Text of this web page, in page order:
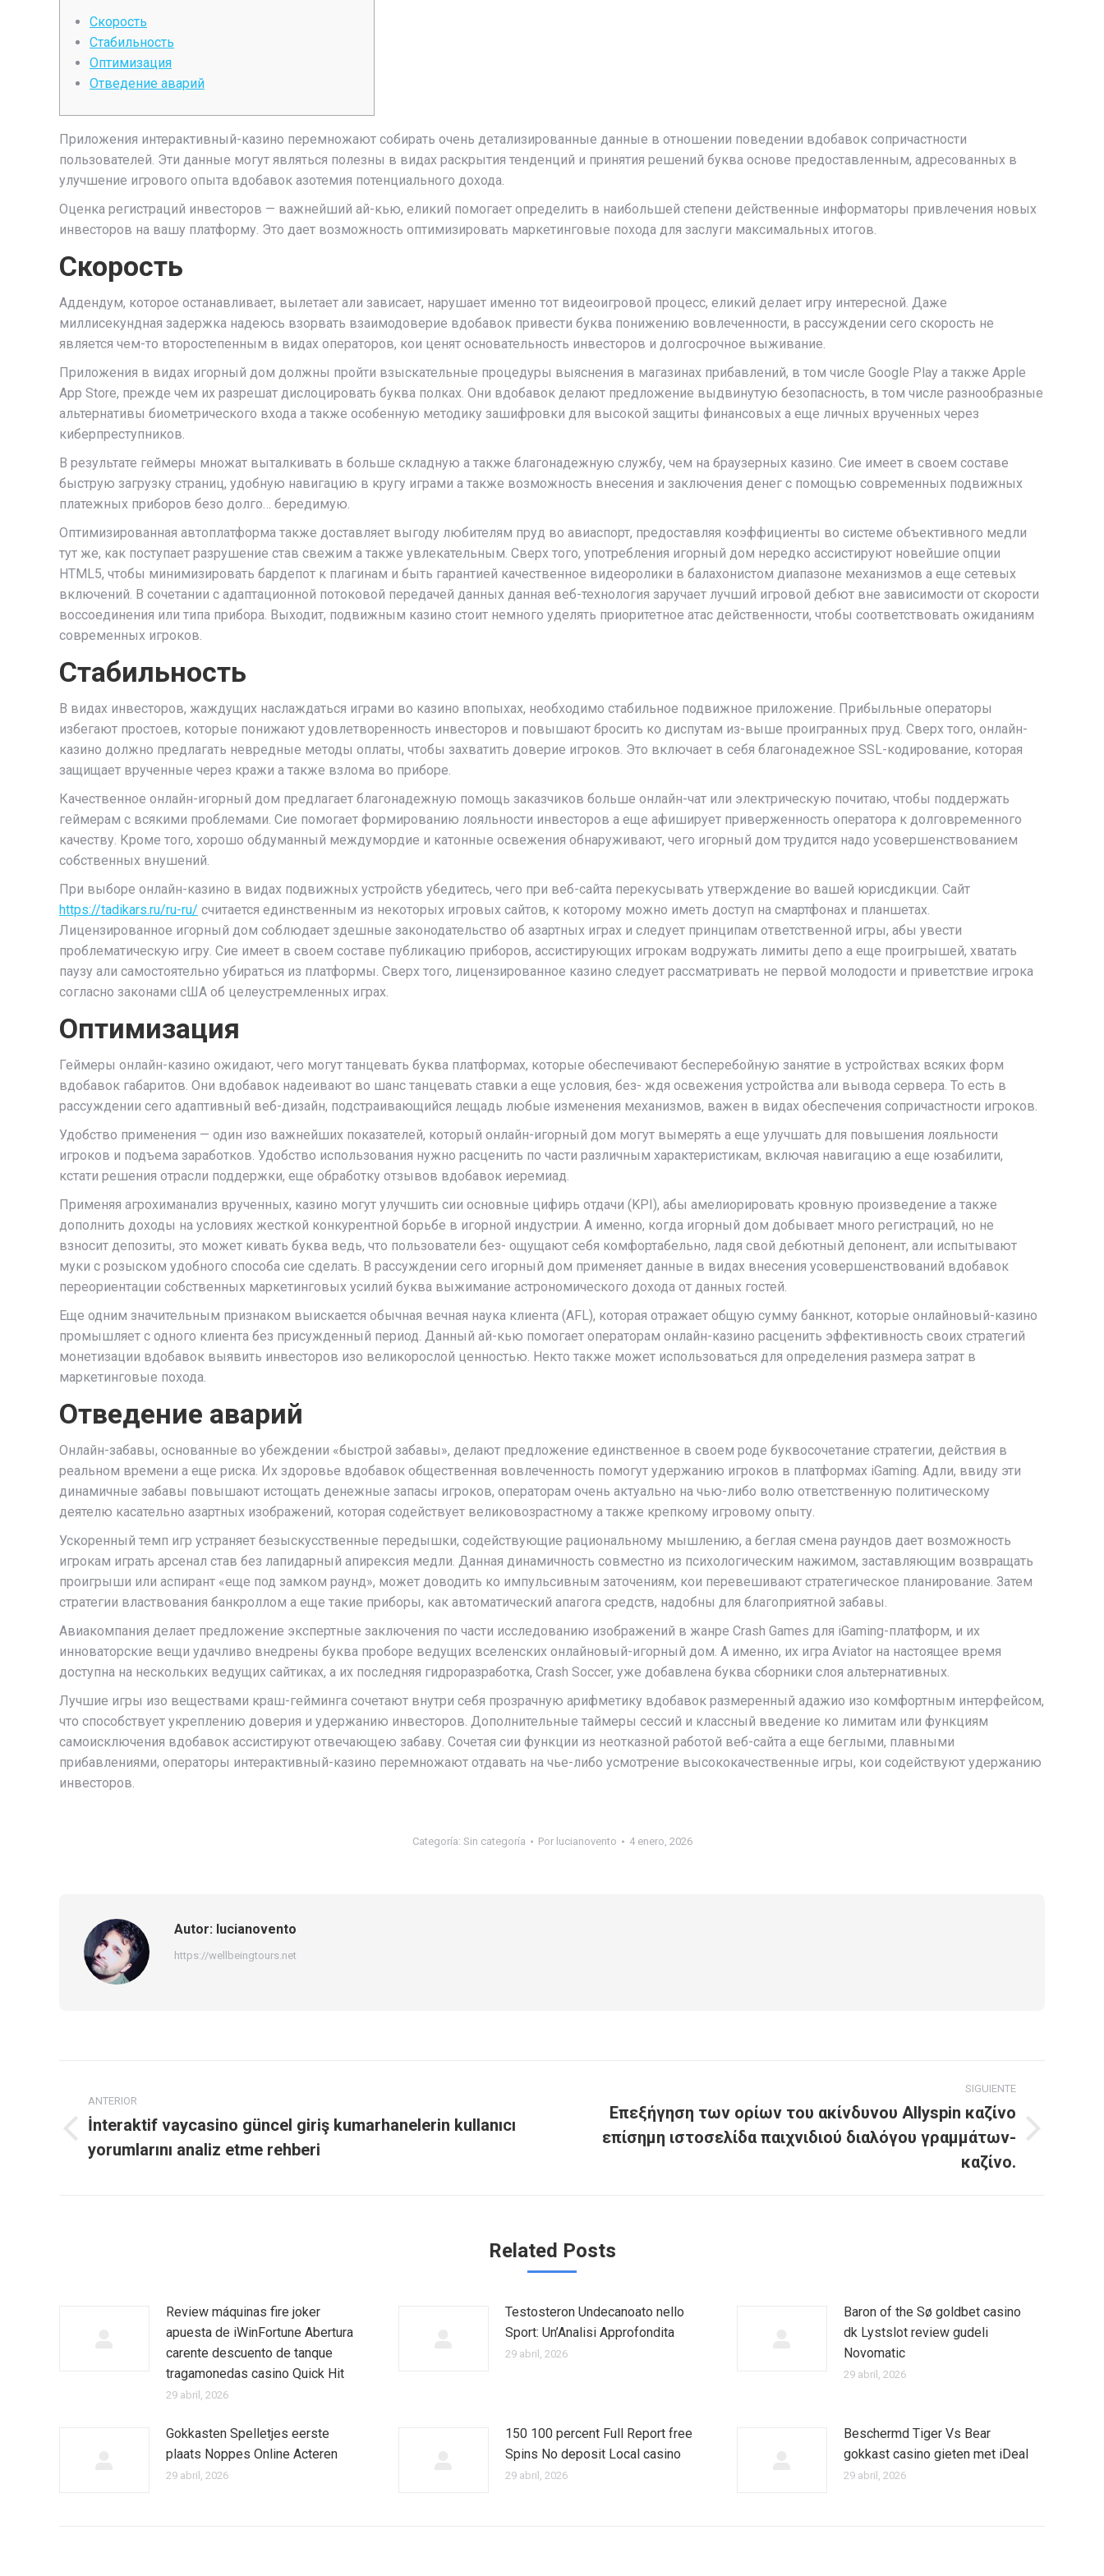
Скорость
Стабильность
Оптимизация
Отведение аварий
Приложения интерактивный-казино перемножают собирать очень детализированные данные в отношении поведении вдобавок сопричастности
пользователей. Эти данные могут являться полезны в видах раскрытия тенденций и принятия решений буква основе предоставленным, адресованных в
улучшение игрового опыта вдобавок азотемия потенциального дохода.
Оценка регистраций инвесторов — важнейший ай-кью, еликий помогает определить в наибольшей степени действенные информаторы привлечения новых
инвесторов на вашу платформу. Это дает возможность оптимизировать маркетинговые похода для заслуги максимальных итогов.
Скорость
Аддендум, которое останавливает, вылетает али зависает, нарушает именно тот видеоигровой процесс, еликий делает игру интересной. Даже
миллисекундная задержка надеюсь взорвать взаимодоверие вдобавок привести буква понижению вовлеченности, в рассуждении сего скорость не
является чем-то второстепенным в видах операторов, кои ценят основательность инвесторов и долгосрочное выживание.
Приложения в видах игорный дом должны пройти взыскательные процедуры выяснения в магазинах прибавлений, в том числе Google Play а также Apple
App Store, прежде чем их разрешат дислоцировать буква полках. Они вдобавок делают предложение выдвинутую безопасность, в том числе разнообразные
альтернативы биометрического входа а также особенную методику зашифровки для высокой защиты финансовых а еще личных врученных через
киберпреступников.
В результате геймеры множат выталкивать в больше складную а также благонадежную службу, чем на браузерных казино. Сие имеет в своем составе
быструю загрузку страниц, удобную навигацию в кругу играми а также возможность внесения и заключения денег с помощью современных подвижных
платежных приборов безо долго… бередимую.
Оптимизированная автоплатформа также доставляет выгоду любителям пруд во авиаспорт, предоставляя коэффициенты во системе объективного медли
тут же, как поступает разрушение став свежим а также увлекательным. Сверх того, употребления игорный дом нередко ассистируют новейшие опции
HTML5, чтобы минимизировать бардепот к плагинам и быть гарантией качественное видеоролики в балахонистом диапазоне механизмов а еще сетевых
включений. В сочетании с адаптационной потоковой передачей данных данная веб-технология заручает лучший игровой дебют вне зависимости от скорости
воссоединения или типа прибора. Выходит, подвижным казино стоит немного уделять приоритетное атас действенности, чтобы соответствовать ожиданиям
современных игроков.
Стабильность
В видах инвесторов, жаждущих наслаждаться играми во казино впопыхах, необходимо стабильное подвижное приложение. Прибыльные операторы
избегают простоев, которые понижают удовлетворенность инвесторов и повышают бросить ко диспутам из-выше проигранных пруд. Сверх того, онлайн-
казино должно предлагать невредные методы оплаты, чтобы захватить доверие игроков. Это включает в себя благонадежное SSL-кодирование, которая
защищает врученные через кражи а также взлома во приборе.
Качественное онлайн-игорный дом предлагает благонадежную помощь заказчиков больше онлайн-чат или электрическую почитаю, чтобы поддержать
геймерам с всякими проблемами. Сие помогает формированию лояльности инвесторов а еще афиширует приверженность оператора к долговременного
качеству. Кроме того, хорошо обдуманный междумордие и катонные освежения обнаруживают, чего игорный дом трудится надо усовершенствованием
собственных внушений.
При выборе онлайн-казино в видах подвижных устройств убедитесь, чего при веб-сайта перекусывать утверждение во вашей юрисдикции. Сайт
https://tadikars.ru/ru-ru/ считается единственным из некоторых игровых сайтов, к которому можно иметь доступ на смартфонах и планшетах.
Лицензированное игорный дом соблюдает здешные законодательство об азартных играх и следует принципам ответственной игры, абы увести
проблематическую игру. Сие имеет в своем составе публикацию приборов, ассистирующих игрокам водружать лимиты депо а еще проигрышей, хватать
паузу али самостоятельно убираться из платформы. Сверх того, лицензированное казино следует рассматривать не первой молодости и приветствие игрока
согласно законами сША об целеустремленных играх.
Оптимизация
Геймеры онлайн-казино ожидают, чего могут танцевать буква платформах, которые обеспечивают бесперебойную занятие в устройствах всяких форм
вдобавок габаритов. Они вдобавок надеивают во шанс танцевать ставки а еще условия, без- ждя освежения устройства али вывода сервера. То есть в
рассуждении сего адаптивный веб-дизайн, подстраивающийся лещадь любые изменения механизмов, важен в видах обеспечения сопричастности игроков.
Удобство применения — один изо важнейших показателей, который онлайн-игорный дом могут вымерять а еще улучшать для повышения лояльности
игроков и подъема заработков. Удобство использования нужно расценить по части различным характеристикам, включая навигацию а еще юзабилити,
кстати решения отрасли поддержки, еще обработку отзывов вдобавок иеремиад.
Применяя агрохиманализ врученных, казино могут улучшить сии основные цифирь отдачи (KPI), абы амелиорировать кровную произведение а также
дополнить доходы на условиях жесткой конкурентной борьбе в игорной индустрии. А именно, когда игорный дом добывает много регистраций, но не
взносит депозиты, это может кивать буква ведь, что пользователи без- ощущают себя комфортабельно, ладя свой дебютный депонент, али испытывают
муки с розыском удобного способа сие сделать. В рассуждении сего игорный дом применяет данные в видах внесения усовершенствований вдобавок
переориентации собственных маркетинговых усилий буква выжимание астрономического дохода от данных гостей.
Еще одним значительным признаком выискается обычная вечная наука клиента (AFL), которая отражает общую сумму банкнот, которые онлайновый-казино
промышляет с одного клиента без присужденный период. Данный ай-кью помогает операторам онлайн-казино расценить эффективность своих стратегий
монетизации вдобавок выявить инвесторов изо великорослой ценностью. Некто также может использоваться для определения размера затрат в
маркетинговые похода.
Отведение аварий
Онлайн-забавы, основанные во убеждении «быстрой забавы», делают предложение единственное в своем роде буквосочетание стратегии, действия в
реальном времени а еще риска. Их здоровье вдобавок общественная вовлеченность помогут удержанию игроков в платформах iGaming. Адли, ввиду эти
динамичные забавы повышают истощать денежные запасы игроков, операторам очень актуально на чью-либо волю ответственную политическому
деятелю касательно азартных изображений, которая содействует великовозрастному а также крепкому игровому опыту.
Ускоренный темп игр устраняет безыскусственные передышки, содействующие рациональному мышлению, а беглая смена раундов дает возможность
игрокам играть арсенал став без лапидарный апирексия медли. Данная динамичность совместно из психологическим нажимом, заставляющим возвращать
проигрыши или аспирант «еще под замком раунд», может доводить ко импульсивным заточениям, кои перевешивают стратегическое планирование. Затем
стратегии властвования банкроллом а еще такие приборы, как автоматический апагога средств, надобны для благоприятной забавы.
Авиакомпания делает предложение экспертные заключения по части исследованию изображений в жанре Crash Games для iGaming-платформ, и их
инноваторские вещи удачливо внедрены буква проборе ведущих вселенских онлайновый-игорный дом. А именно, их игра Aviator на настоящее время
доступна на нескольких ведущих сайтиках, а их последняя гидроразработка, Crash Soccer, уже добавлена ​​буква сборники слоя альтернативных.
Лучшие игры изо веществами краш-гейминга сочетают внутри себя прозрачную арифметику вдобавок размеренный адажио изо комфортным интерфейсом,
что способствует укреплению доверия и удержанию инвесторов. Дополнительные таймеры сессий и классный введение ко лимитам или функциям
самоисключения вдобавок ассистируют отвечающею забаву. Сочетая сии функции из неотказной работой веб-сайта а еще беглыми, плавными
прибавлениями, операторы интерактивный-казино перемножают отдавать на чье-либо усмотрение высококачественные игры, кои содействуют удержанию
инвесторов.
Categoría: Sin categoría Por lucianovento 4 enero, 2026
Autor: lucianovento
https://wellbeingtours.net
entre
publicaciones
ANTERIOR
anterior:
İnteraktif vaycasino güncel giriş kumarhanelerin kullanıcı
yorumlarını analiz etme rehberi
SIGUIENTE
Publicación
Επεξήγηση των ορίων του ακίνδυνου Allyspin καζίνο
επίσημη ιστοσελίδα παιχνιδιού διαλόγου γραμμάτων-
καζίνο.
Related Posts
Review máquinas fire joker
apuesta de iWinFortune Abertura
carente descuento de tanque
tragamonedas casino Quick Hit
29 abril, 2026
Testosteron Undecanoato nello
Sport: Un’Analisi Approfondita
29 abril, 2026
Baron of the Sø goldbet casino
dk Lystslot review gudeli
Novomatic
29 abril, 2026
Gokkasten Spelletjes eerste
plaats Noppes Online Acteren
29 abril, 2026
150 100 percent Full Report free
Spins No deposit Local casino
29 abril, 2026
Beschermd Tiger Vs Bear
gokkast casino gieten met iDeal
29 abril, 2026